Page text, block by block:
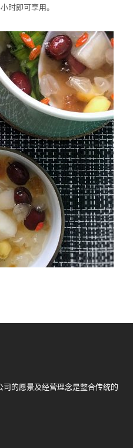
时即可享用。
的愿景及经营理念是整合传统的